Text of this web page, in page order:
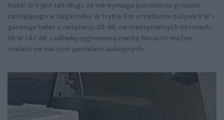
Kabel 12 V jest tak długi, że nie wymaga posiadania gniazda
zasilającego w bagażniku. W trybie Eco urządzenie zużywa 9 W i
generuje hałas o natężeniu 28 dB; na maksymalnych obrotach:
56 W i 47 dB. Lodówkę sygnowaną marką Norauto można
znaleźć na naszych portalach aukcyjnych.